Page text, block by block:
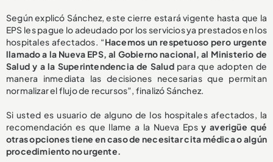
Según explicó Sánchez, este cierre estará vigente hasta que la
EPS les pague lo adeudado por los servicios ya prestados en los
hospitales afectados. “Hacemos un respetuoso pero urgente
llamado a la Nueva EPS, al Gobierno nacional, al Ministerio de
Salud y a la Superintendencia de Salud para que adopten de
manera inmediata las decisiones necesarias que permitan
normalizar el flujo de recursos”, finalizó Sánchez.
Si usted es usuario de alguno de los hospitales afectados, la
recomendación es que llame a la Nueva Epsy averigüe qué
otras opciones tiene en caso de necesitar cita médica o algún
procedimiento no urgente.